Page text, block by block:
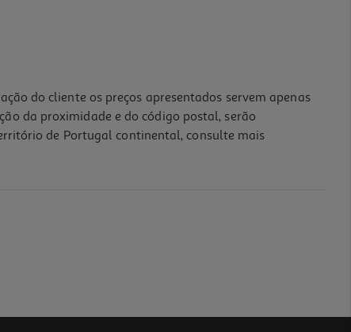
do cliente os preços apresentados servem apenas
da proximidade e do código postal, serão
de Portugal continental, consulte mais